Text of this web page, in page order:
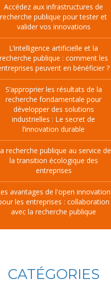
Accédez aux infrastructures de
recherche publique pour tester et
valider vos innovations
L’intelligence artificielle et la
recherche publique : comment les
peuvent en bénéficier ?
S’approprier les résultats de la
recherche fondamentale pour
développer des solutions
industrielles : Le secret de
l’innovation durable
recherche publique au service de
la transition écologique des
entreprises
avantages de l'open innovation
les entreprises : collaboration
avec la recherche publique
CATÉGORIES